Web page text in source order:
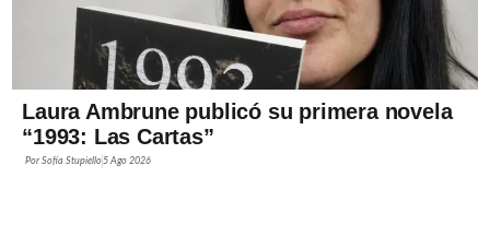
Laura Ambrune publicó su primera novela
“1993: Las Cartas”
PorSofía Stupiello5 Ago 2026